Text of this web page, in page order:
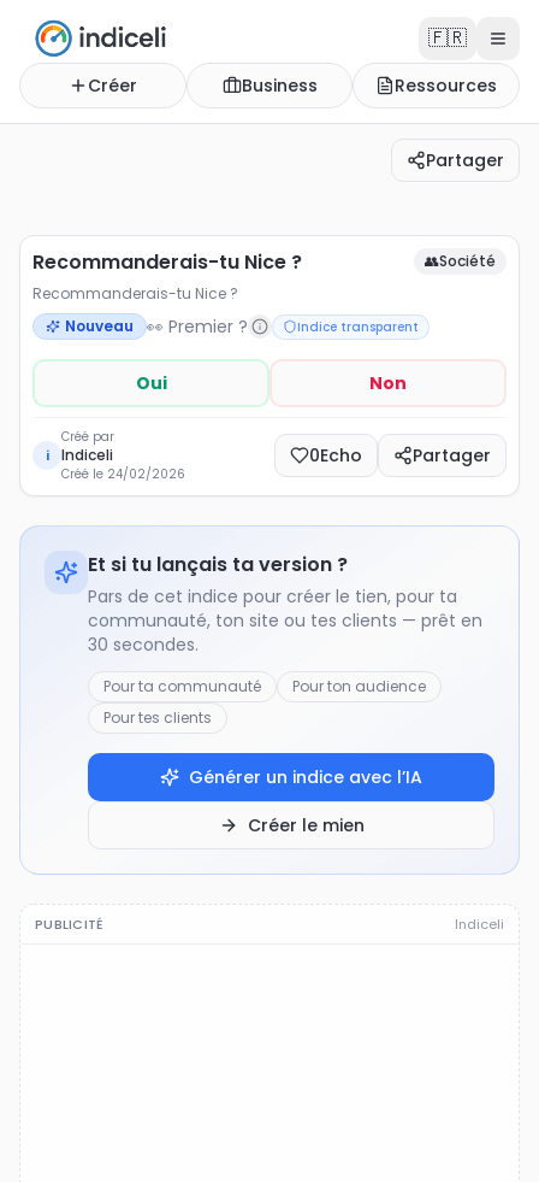
🇫🇷
Créer Business Ressources
Partager
Recommanderais-tu Nice ?
Recommanderais-tu Nice ?
Recommanderais-tu Nice ? 👥Société
Recommanderais-tu Nice ?
Nouveau
👀 Premier ? Indice transparent
Oui Non
i
Créé par
Indiceli
Créé le 24/02/2026
0Echo Partager
Et si tu lançais ta version ?
Pars de cet indice pour créer le tien, pour ta
communauté, ton site ou tes clients — prêt en
30 secondes.
Pour ta communauté
Pour ton audience
Pour tes clients
Générer un indice avec l’IA
Créer le mien
PUBLICITÉ Indiceli